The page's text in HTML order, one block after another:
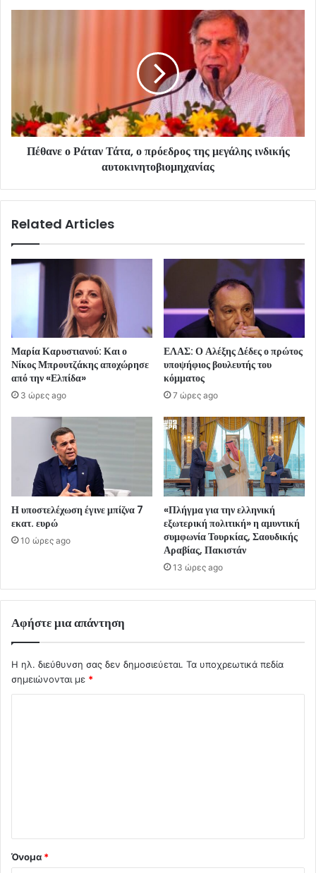
Πέθανε ο Ράταν Τάτα, ο πρόεδρος της μεγάλης ινδικής
αυτοκινητοβιομηχανίας
Related Articles
Μαρία Καρυστιανού: Και ο
Νίκος Μπρουτζάκης αποχώρησε
από την «Ελπίδα»
3 ώρες ago
ΕΛΑΣ: Ο Αλέξης Δέδες ο πρώτος
υποψήφιος βουλευτής του
κόμματος
7 ώρες ago
Η υποστελέχωση έγινε μπίζνα 7
εκατ. ευρώ
10 ώρες ago
«Πλήγμα για την ελληνική
εξωτερική πολιτική» η αμυντική
συμφωνία Τουρκίας, Σαουδικής
Αραβίας, Πακιστάν
13 ώρες ago
Αφήστε μια απάντηση
Η ηλ. διεύθυνση σας δεν δημοσιεύεται. Τα υποχρεωτικά πεδία
σημειώνονται με *
Όνομα *